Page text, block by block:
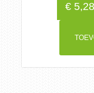
€5,28